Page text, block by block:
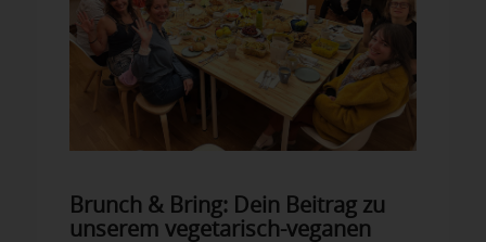
Brunch & Bring: Dein Beitrag zu
unserem vegetarisch-veganen